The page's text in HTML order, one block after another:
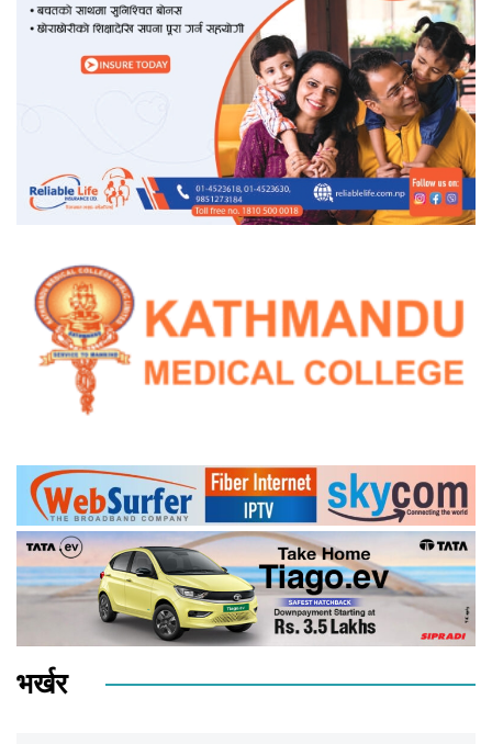
भर्खर